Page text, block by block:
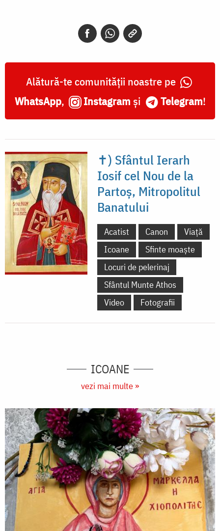
Mitropolitul
Alătură-te comunității noastre pe
WhatsApp, Instagram și Telegram!
✝) Sfântul Ierarh
Iosif cel Nou de la
Partoș, Mitropolitul
Banatului
Acatist Canon
Viață
Icoane
Sfinte moaște
Locuri de pelerinaj
Sfântul Munte Athos
Video
Fotografii
ICOANE
vezi mai multe »